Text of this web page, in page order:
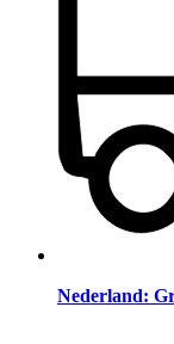
Nederland: